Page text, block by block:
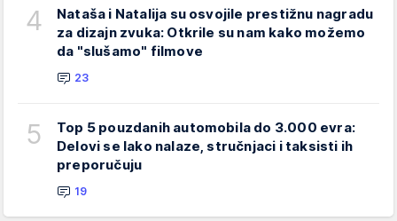
4
Nataša i Natalija su osvojile prestižnu nagradu
za dizajn zvuka: Otkrile su nam kako možemo
da "slušamo" filmove
23
5
Top 5 pouzdanih automobila do 3.000 evra:
Delovi se lako nalaze, stručnjaci i taksisti ih
preporučuju
19